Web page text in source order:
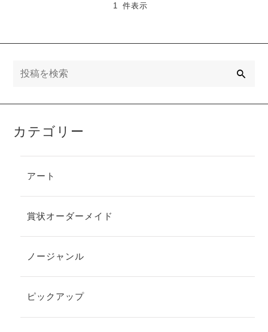
1 件表示
カテゴリー
アート
賞状オーダーメイド
ノージャンル
ピックアップ